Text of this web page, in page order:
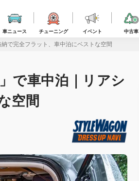
車ニュース チューニング イベント 中古車
で完全フラット、車中泊にベストな空間
で車中泊｜リアシ
空間